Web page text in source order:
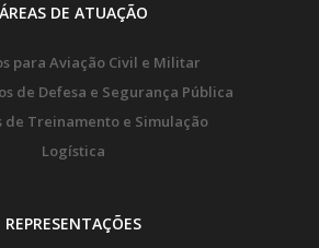
ÁREAS DE ATUAÇÃO
para Aviação Civil e Militar
de Defesa e Segurança Pública
de Treinamento e Simulação
Logística
REPRESENTAÇÕES